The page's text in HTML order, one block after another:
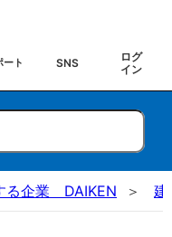
ート SNS
ログ
イン
る企業 DAIKEN 建